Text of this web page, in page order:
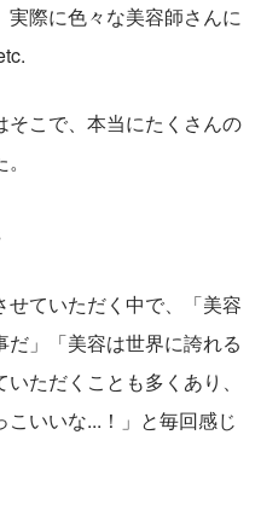
実際に色々な美容師さんに
そこで、本当にたくさんの
ていただく中で、「美容
」「美容は世界に誇れる
ただくことも多くあり、
いいな...！」と毎回感じ